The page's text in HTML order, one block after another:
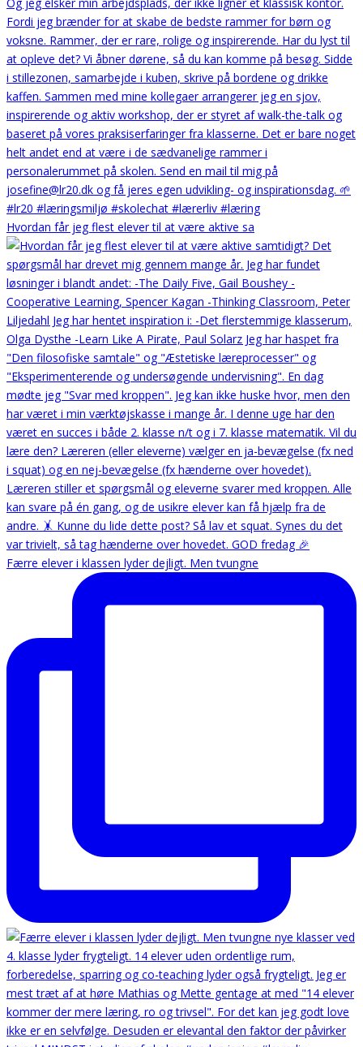
Hvordan får jeg flest elever til at være aktive sa
Færre elever i klassen lyder dejligt. Men tvungne